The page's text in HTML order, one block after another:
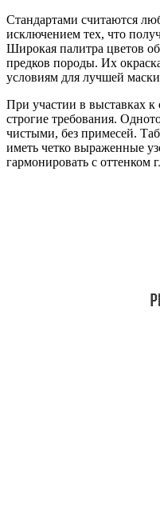
Стандартами считаются
исключением тех, что
Широкая палитра цветов
предков породы. Их
условиям для лучшей
При участии в выставках к
строгие требования.
чистыми, без примесей.
иметь четко выраженные
гармонировать с оттенком